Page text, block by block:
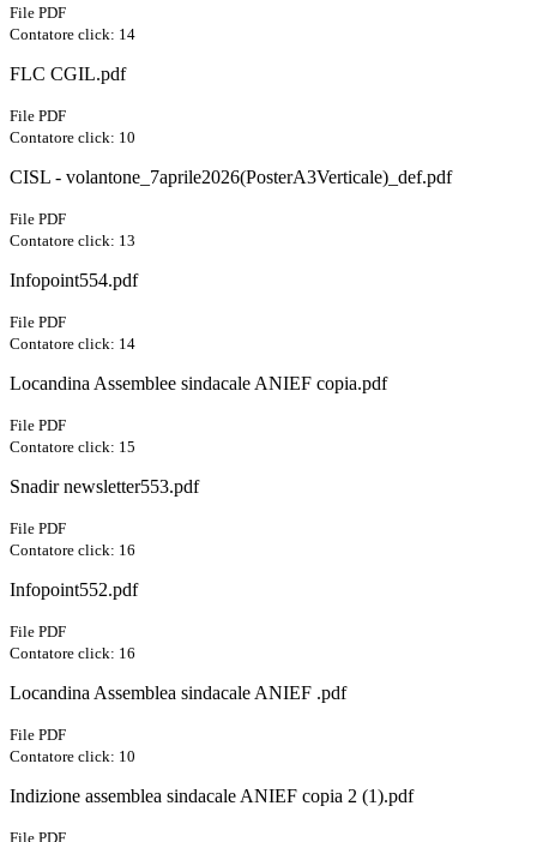
File PDF
Contatore click: 14
FLC CGIL.pdf
File PDF
Contatore click: 10
CISL - volantone_7aprile2026(PosterA3Verticale)_def.pdf
File PDF
Contatore click: 13
Infopoint554.pdf
File PDF
Contatore click: 14
Locandina Assemblee sindacale ANIEF copia.pdf
File PDF
Contatore click: 15
Snadir newsletter553.pdf
File PDF
Contatore click: 16
Infopoint552.pdf
File PDF
Contatore click: 16
Locandina Assemblea sindacale ANIEF .pdf
File PDF
Contatore click: 10
Indizione assemblea sindacale ANIEF copia 2 (1).pdf
File PDF